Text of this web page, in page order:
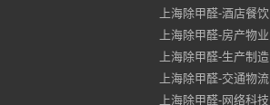
上海除甲醛-酒店餐饮
上海除甲醛-房产物业
上海除甲醛-生产制造
上海除甲醛-交通物流
上海除甲醛-网络科技